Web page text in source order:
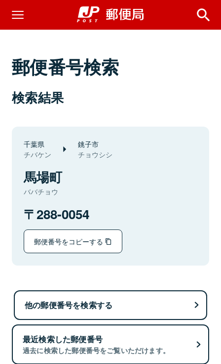
郵便番号検索
検索結果
千葉県
チバケン
銚子市
チョウシシ
馬場町
ババチョウ
288-0054
郵便番号をコピーする
他の郵便番号を検索する
最近検索した郵便番号
過去に検索した郵便番号をご覧いただけます。